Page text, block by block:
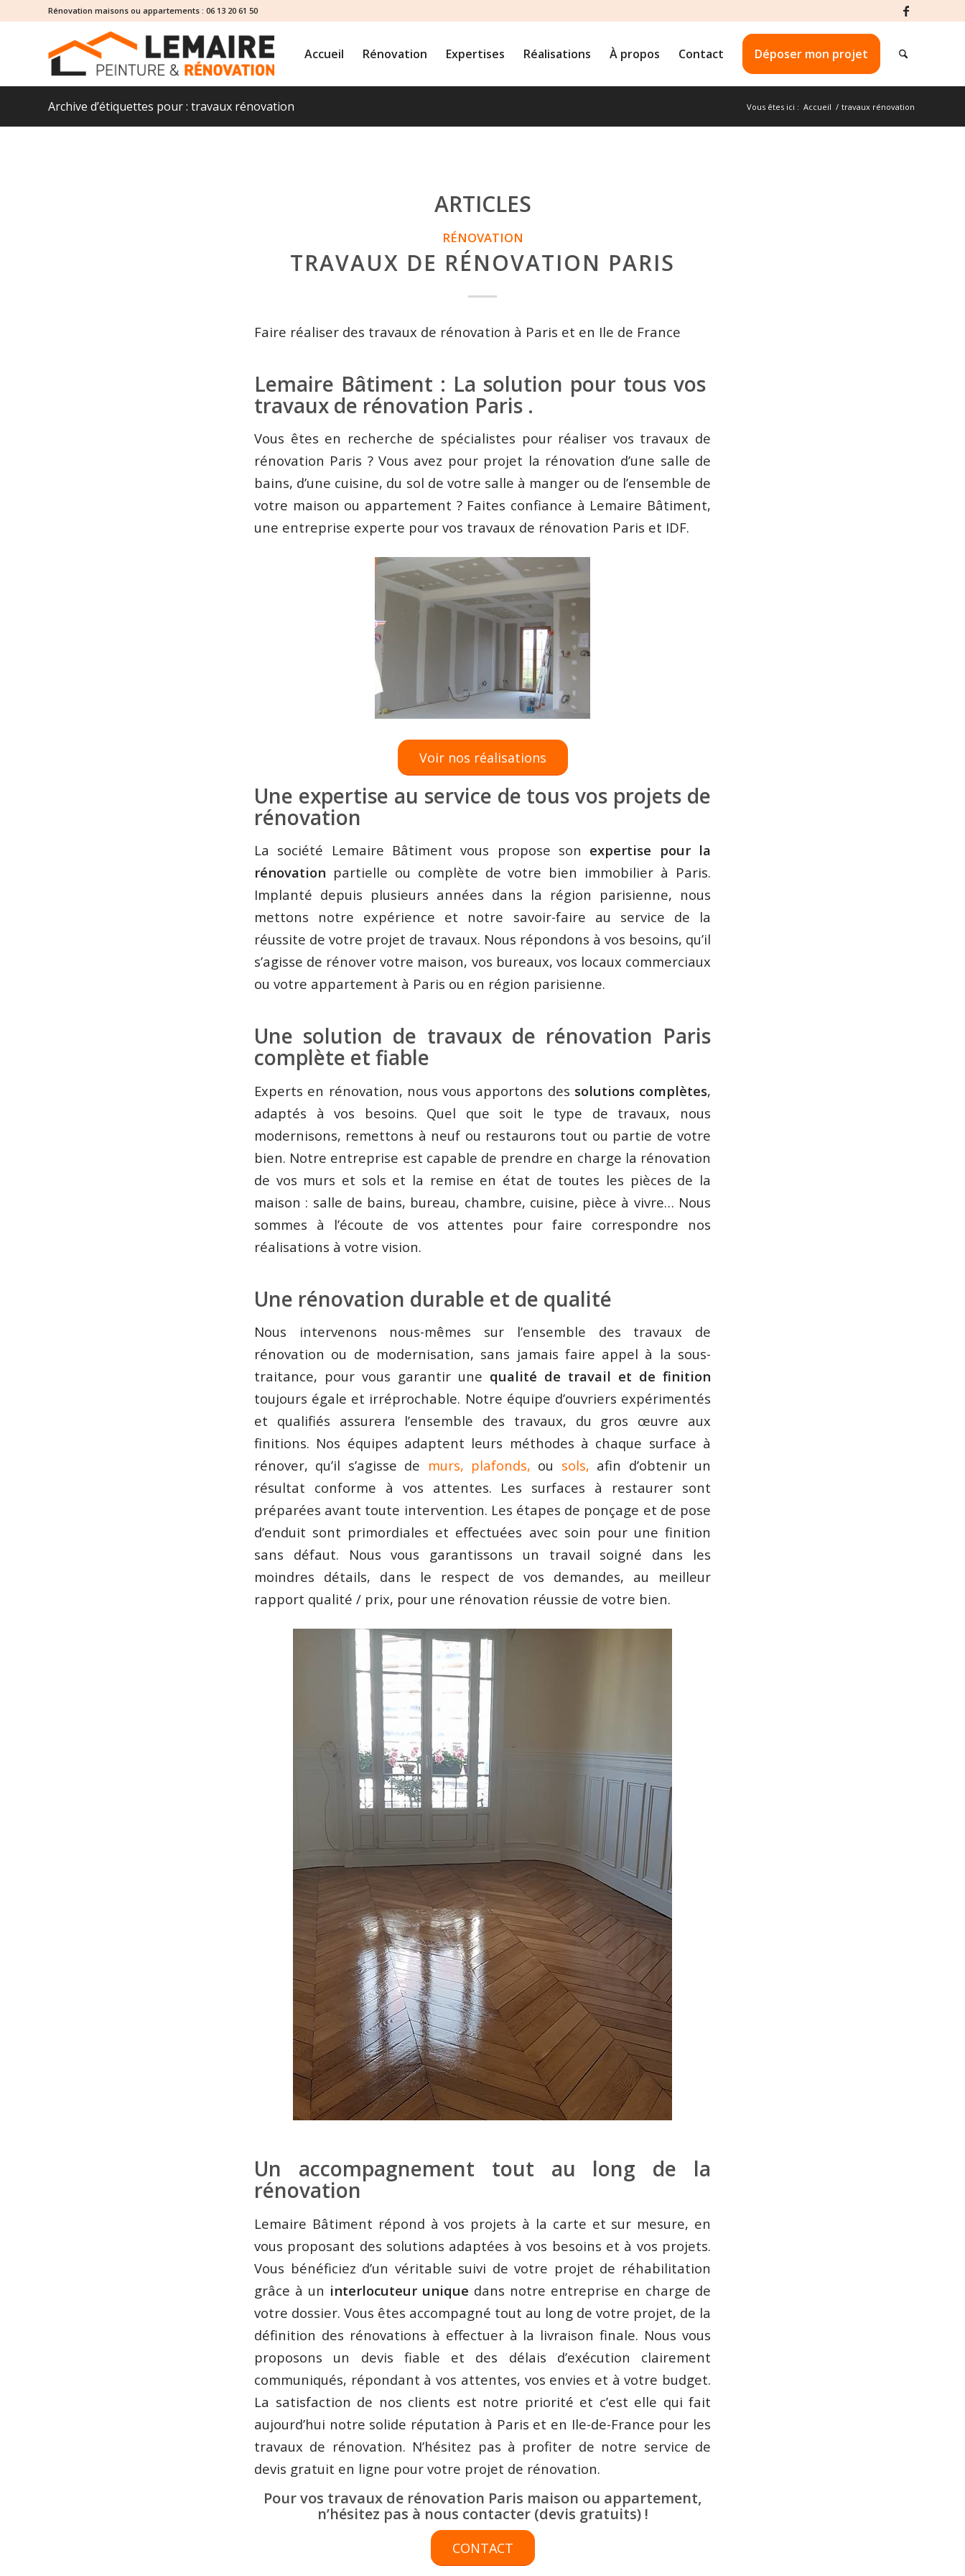
Rénovation maisons ou appartements : 06 13 20 61 50
Accueil Rénovation Expertises Réalisations À propos Contact Déposer mon projet
Archive d’étiquettes pour : travaux rénovation Vous êtes ici : Accueil / travaux rénovation
ARTICLES
RÉNOVATION
TRAVAUX DE RÉNOVATION PARIS
Faire réaliser des travaux de rénovation à Paris et en Ile de France
Lemaire Bâtiment : La solution pour tous vos
travaux de rénovation Paris .
Vous êtes en recherche de spécialistes pour réaliser vos travaux de
rénovation Paris ? Vous avez pour projet la rénovation d’une salle de
bains, d’une cuisine, du sol de votre salle à manger ou de l’ensemble de
votre maison ou appartement ? Faites confiance à Lemaire Bâtiment,
une entreprise experte pour vos travaux de rénovation Paris et IDF.
Voir nos réalisations
Une expertise au service de tous vos projets de
rénovation
La société Lemaire Bâtiment vous propose son expertise pour la
rénovation partielle ou complète de votre bien immobilier à Paris.
Implanté depuis plusieurs années dans la région parisienne, nous
mettons notre expérience et notre savoir-faire au service de la
réussite de votre projet de travaux. Nous répondons à vos besoins, qu’il
s’agisse de rénover votre maison, vos bureaux, vos locaux commerciaux
ou votre appartement à Paris ou en région parisienne.
Une solution de travaux de rénovation Paris
complète et fiable
Experts en rénovation, nous vous apportons des solutions complètes,
adaptés à vos besoins. Quel que soit le type de travaux, nous
modernisons, remettons à neuf ou restaurons tout ou partie de votre
bien. Notre entreprise est capable de prendre en charge la rénovation
de vos murs et sols et la remise en état de toutes les pièces de la
maison : salle de bains, bureau, chambre, cuisine, pièce à vivre… Nous
sommes à l’écoute de vos attentes pour faire correspondre nos
réalisations à votre vision.
Une rénovation durable et de qualité
Nous intervenons nous-mêmes sur l’ensemble des travaux de
rénovation ou de modernisation, sans jamais faire appel à la sous-
traitance, pour vous garantir une qualité de travail et de finition
toujours égale et irréprochable. Notre équipe d’ouvriers expérimentés
et qualifiés assurera l’ensemble des travaux, du gros œuvre aux
finitions. Nos équipes adaptent leurs méthodes à chaque surface à
rénover, qu’il s’agisse de murs, plafonds, ou sols, afin d’obtenir un
résultat conforme à vos attentes. Les surfaces à restaurer sont
préparées avant toute intervention. Les étapes de ponçage et de pose
d’enduit sont primordiales et effectuées avec soin pour une finition
sans défaut. Nous vous garantissons un travail soigné dans les
moindres détails, dans le respect de vos demandes, au meilleur
rapport qualité / prix, pour une rénovation réussie de votre bien.
Un accompagnement tout au long de la
rénovation
Lemaire Bâtiment répond à vos projets à la carte et sur mesure, en
vous proposant des solutions adaptées à vos besoins et à vos projets.
Vous bénéficiez d’un véritable suivi de votre projet de réhabilitation
grâce à un interlocuteur unique dans notre entreprise en charge de
votre dossier. Vous êtes accompagné tout au long de votre projet, de la
définition des rénovations à effectuer à la livraison finale. Nous vous
proposons un devis fiable et des délais d’exécution clairement
communiqués, répondant à vos attentes, vos envies et à votre budget.
La satisfaction de nos clients est notre priorité et c’est elle qui fait
aujourd’hui notre solide réputation à Paris et en Ile-de-France pour les
travaux de rénovation. N’hésitez pas à profiter de notre service de
devis gratuit en ligne pour votre projet de rénovation.
Pour vos travaux de rénovation Paris maison ou appartement,
n’hésitez pas à nous contacter (devis gratuits) !
CONTACT